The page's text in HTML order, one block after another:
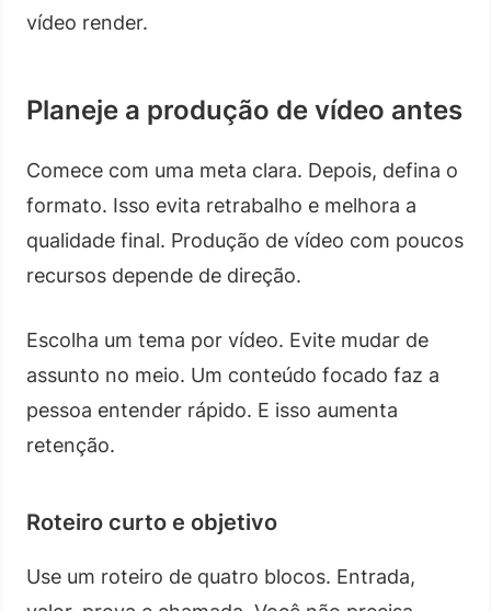
vídeo render.
Planeje a produção de vídeo antes
Comece com uma meta clara. Depois, defina o
formato. Isso evita retrabalho e melhora a
qualidade final. Produção de vídeo com poucos
recursos depende de direção.
Escolha um tema por vídeo. Evite mudar de
assunto no meio. Um conteúdo focado faz a
pessoa entender rápido. E isso aumenta
retenção.
Roteiro curto e objetivo
Use um roteiro de quatro blocos. Entrada,